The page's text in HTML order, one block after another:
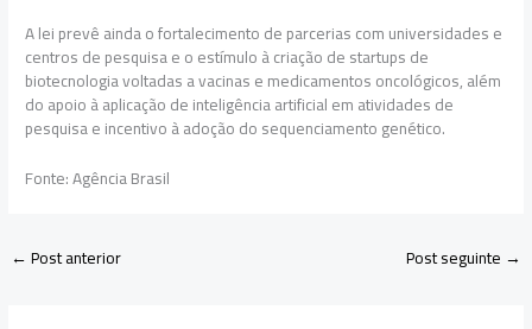
A lei prevê ainda o fortalecimento de parcerias com universidades e
centros de pesquisa e o estímulo à criação de startups de
biotecnologia voltadas a vacinas e medicamentos oncológicos, além
do apoio à aplicação de inteligência artificial em atividades de
pesquisa e incentivo à adoção do sequenciamento genético.
Fonte: Agência Brasil
←Post anterior Post seguinte →